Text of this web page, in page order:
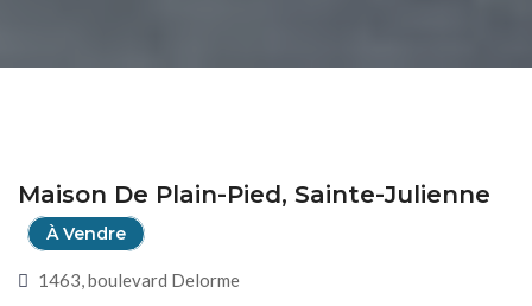
Maison De Plain-Pied, Sainte-Julienne
À Vendre
1463, boulevard Delorme